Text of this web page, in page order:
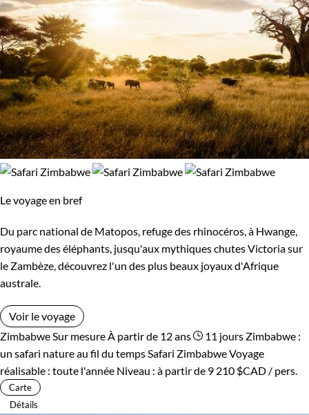
Le voyage en bref
Du parc national de Matopos, refuge des rhinocéros, à Hwange,
royaume des éléphants, jusqu'aux mythiques chutes Victoria sur
le Zambèze, découvrez l'un des plus beaux joyaux d'Afrique
australe.
Voir le voyage
Zimbabwe Sur mesure À partir de 12 ans 11 jours Zimbabwe :
un safari nature au fil du temps Safari ZimbabweVoyage
réalisable : toute l'année Niveau : à partir de 9 210 $CAD / pers.
Carte
Détails